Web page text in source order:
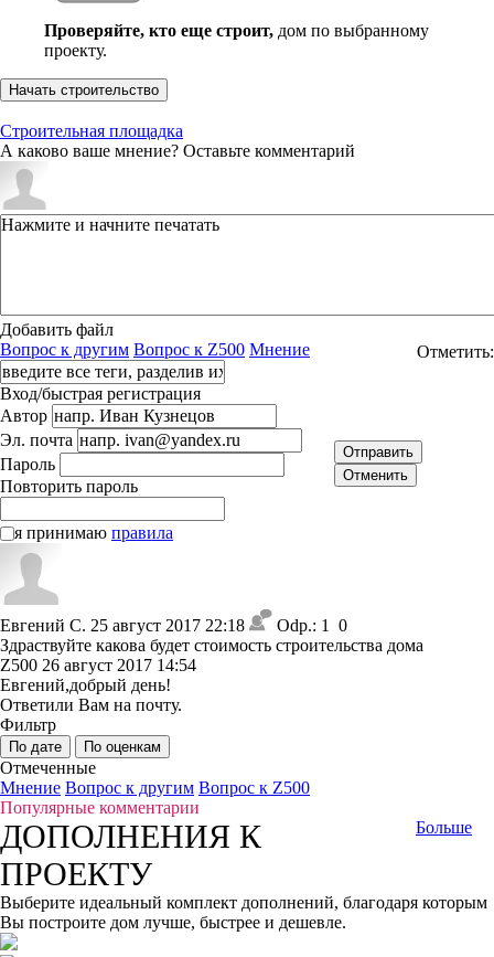
Проверяйте, кто еще строит, дом по выбранному
проекту.
Начать строительство
Строительная площадка
А каково ваше мнение? Оставьте комментарий
Добавить файл
Вопрос к другим Вопрос к Z500 Мнение Отметить:
Вход/быстрая регистрация
Автор
Эл. почта
Пароль
Повторить пароль
я принимаю правила
Отправить
Отменить
Евгений С. 25 август 2017 22:18 Odp.: 1
0
Здраствуйте какова будет стоимость строительства дома
Z500 26 август 2017 14:54
Евгений,добрый день!
Ответили Вам на почту.
Фильтр
По дате По оценкам
Отмеченные
Мнение Вопрос к другим Вопрос к Z500
Популярные комментарии
Больше
ДОПОЛНЕНИЯ К
ПРОЕКТУ
Выберите идеальный комплект дополнений, благодаря которым
Вы построите дом лучше, быстрее и дешевле.